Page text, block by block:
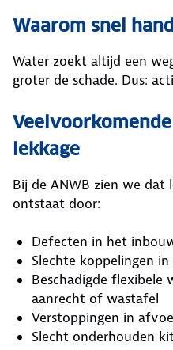
Waarom snel
Water zoekt altijd een
groter de schade. Dus:
lekkage
Bij de ANWB zien we dat
ontstaat door:
Defecten in het
Slechte koppelingen
Beschadigde flexibele
aanrecht of wastafel
Verstoppingen in
Slecht onderhouden